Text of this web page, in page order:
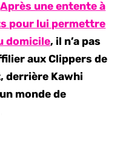
Après une entente à
pour lui permettre
domicile, il n’a pas
aux Clippers de
derrière Kawhi
monde de